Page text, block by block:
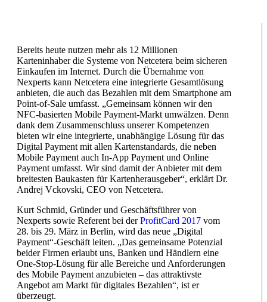
Bereits heute nutzen mehr als 12 Millionen
Karteninhaber die Systeme von Netcetera beim sicheren
Einkaufen im Internet. Durch die Übernahme von
Nexperts kann Netcetera eine integrierte Gesamtlösung
anbieten, die auch das Bezahlen mit dem Smartphone am
Point-of-Sale umfasst. „Gemeinsam können wir den
NFC-basierten Mobile Payment-Markt umwälzen. Denn
dank dem Zusammenschluss unserer Kompetenzen
bieten wir eine integrierte, unabhängige Lösung für das
Digital Payment mit allen Kartenstandards, die neben
Mobile Payment auch In-App Payment und Online
Payment umfasst. Wir sind damit der Anbieter mit dem
breitesten Baukasten für Kartenherausgeber“, erklärt Dr.
Andrej Vckovski, CEO von Netcetera.
Kurt Schmid, Gründer und Geschäftsführer von
Nexperts sowie Referent bei derProfitCard 2017 vom
28. bis 29. März in Berlin, wird das neue „Digital
Payment“-Geschäft leiten. „Das gemeinsame Potenzial
beider Firmen erlaubt uns, Banken und Händlern eine
One-Stop-Lösung für alle Bereiche und Anforderungen
des Mobile Payment anzubieten – das attraktivste
Angebot am Markt für digitales Bezahlen“, ist er
überzeugt.